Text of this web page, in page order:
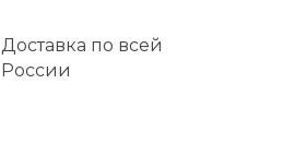
Доставка по всей
России